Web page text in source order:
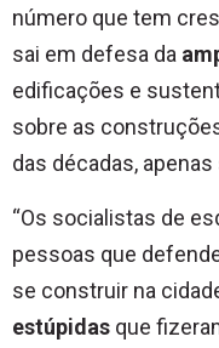
número que tem
sai em defesa da
edificações e
sobre as
das décadas,
“Os socialistas de
pessoas que
se construir na
estúpidas que